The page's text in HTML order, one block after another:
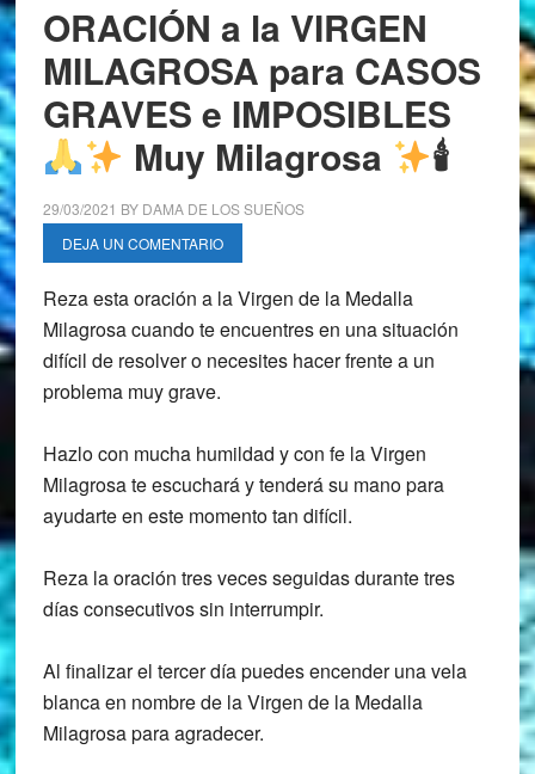
ORACIÓN a la VIRGEN
MILAGROSA para CASOS
GRAVES e IMPOSIBLES
Muy Milagrosa
🕯
29/03/2021 BY DAMA DE LOS SUEÑOS
DEJA UN COMENTARIO
Reza esta oración a la Virgen de la Medalla
Milagrosa cuando te encuentres en una situación
difícil de resolver o necesites hacer frente a un
problema muy grave.
Hazlo con mucha humildad y con fe la Virgen
Milagrosa te escuchará y tenderá su mano para
ayudarte en este momento tan difícil.
Reza la oración tres veces seguidas durante tres
días consecutivos sin interrumpir.
Al finalizar el tercer día puedes encender una vela
blanca en nombre de la Virgen de la Medalla
Milagrosa para agradecer.